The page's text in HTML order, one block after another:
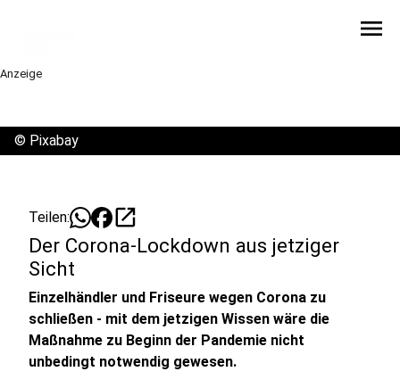
menu
Anzeige
© Pixabay
Teilen: open_in_new
Der Corona-Lockdown aus jetziger
Sicht
Einzelhändler und Friseure wegen Corona zu
schließen - mit dem jetzigen Wissen wäre die
Maßnahme zu Beginn der Pandemie nicht
unbedingt notwendig gewesen.